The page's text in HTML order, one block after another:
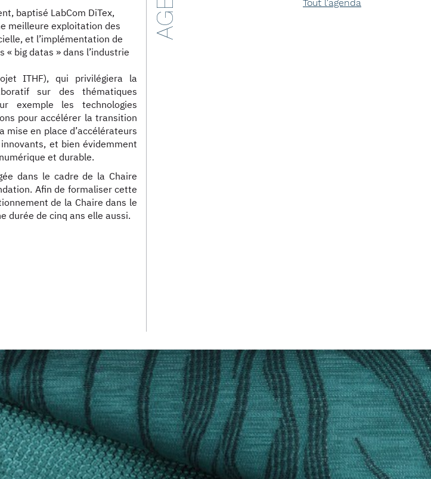
baptisé LabCom DiTex,
meilleure exploitation des
et l’implémentation de
big datas » dans l’industrie
ITHF), qui privilégiera la
sur des thématiques
exemple les technologies
pour accélérer la transition
mise en place d’accélérateurs
et bien évidemment
et durable.
dans le cadre de la Chaire
Afin de formaliser cette
de la Chaire dans le
durée de cinq ans elle aussi.
Tout l'agenda